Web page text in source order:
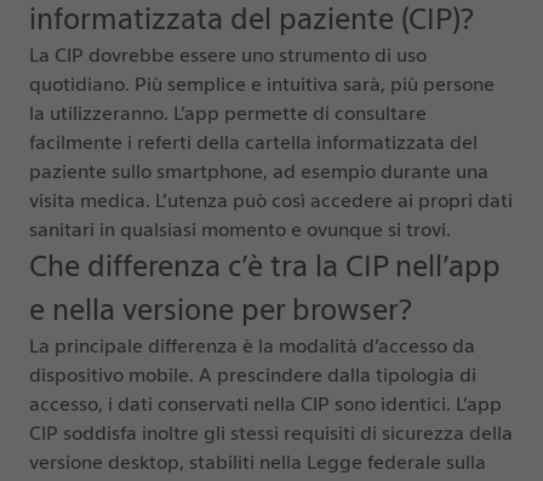
informatizzata del paziente (CIP)?
La CIP dovrebbe essere uno strumento di uso
quotidiano. Più semplice e intuitiva sarà, più persone
la utilizzeranno. L’app permette di consultare
facilmente i referti della cartella informatizzata del
paziente sullo smartphone, ad esempio durante una
visita medica. L’utenza può così accedere ai propri dati
sanitari in qualsiasi momento e ovunque si trovi.
Che differenza c’è tra la CIP nell’app
e nella versione per browser?
La principale differenza è la modalità d’accesso da
dispositivo mobile. A prescindere dalla tipologia di
accesso, i dati conservati nella CIP sono identici. L’app
CIP soddisfa inoltre gli stessi requisiti di sicurezza della
versione desktop, stabiliti nella Legge federale sulla